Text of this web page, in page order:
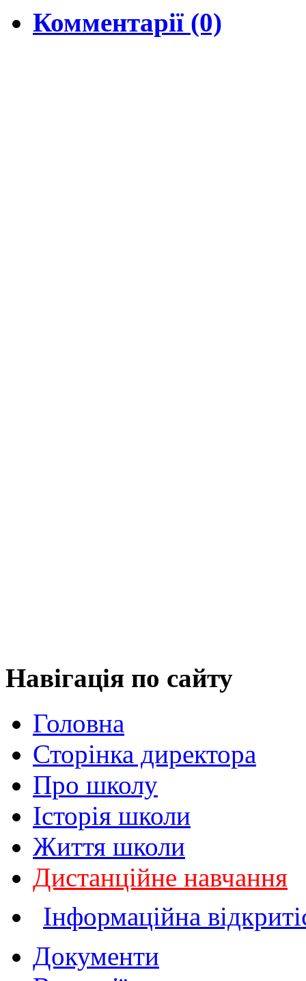
Комментарії (0)
Навігація по сайту
Головна
Сторінка директора
Про школу
Історія школи
Життя школи
Дистанційне навчання
Інформаційна
Документи